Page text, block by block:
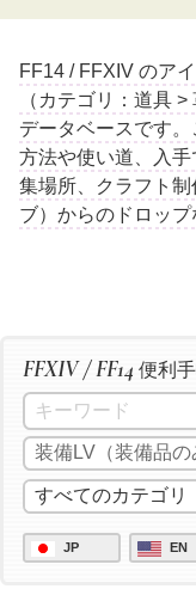
FF14 / FFXIV のア
（カテゴリ：道具
データベースです
方法や使い道、入
集場所、クラフト
ブ）からのドロップ
FFXIV / FF14 便利
JP EN